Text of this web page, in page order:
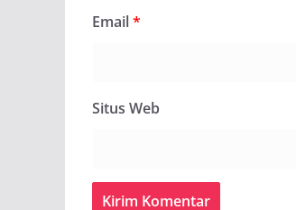
Email*
Situs Web